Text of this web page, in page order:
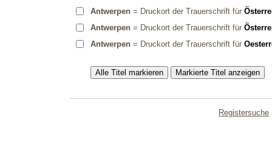
Antwerpen= Druckort der Trauerschrift für
Antwerpen= Druckort der Trauerschrift für
Antwerpen= Druckort der Trauerschrift für
Registersuche